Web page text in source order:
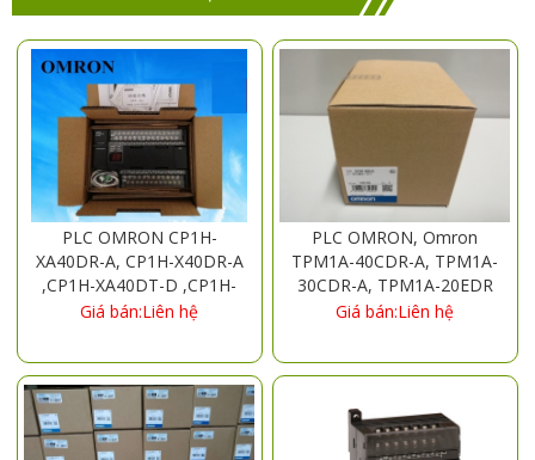
PLC OMRON CP1H-
XA40DR-A, CP1H-X40DR-A
,CP1H-XA40DT-D ,CP1H-
X40DT-D ,CP1H-Y20DT-D
N60SDR-A
Giá bán:Liên hệ
PLC OMRON, Omron
TPM1A-40CDR-A, TPM1A-
30CDR-A, TPM1A-20EDR
Giá bán:Liên hệ